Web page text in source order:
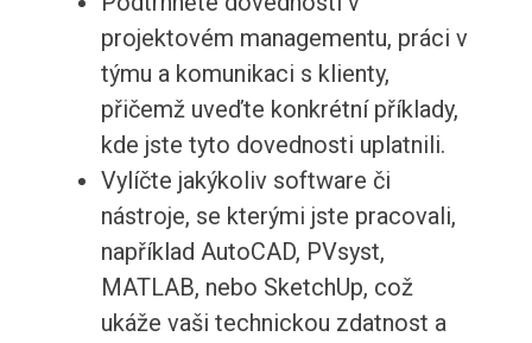
projektovém managementu, práci v
týmu a komunikaci s klienty,
přičemž uveďte konkrétní příklady,
kde jste tyto dovednosti uplatnili.
Vylíčte jakýkoliv software či
nástroje, se kterými jste pracovali,
například AutoCAD, PVsyst,
MATLAB, nebo SketchUp, což
ukáže vaši technickou zdatnost a